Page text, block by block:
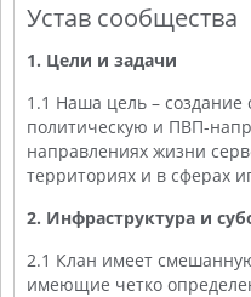
Устав сообщества
1. Цели и задачи
1.1 Наша цель – создание
политическую и ПВП-
направлениях жизни
территориях и в сферах
2. Инфраструктура и
2.1 Клан имеет
имеющие четко